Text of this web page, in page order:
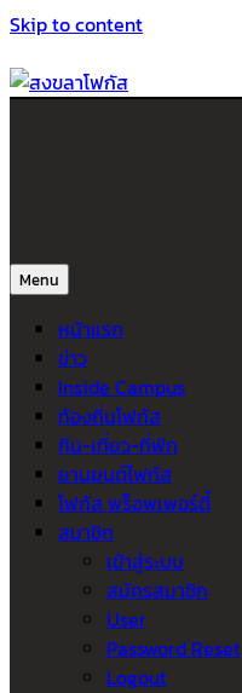
Skip to content
Menu
หน้าแรก
ข่าว
Inside Campus
ท้องถิ่นโฟกัส
กิน-เที่ยว-ที่พัก
ยานยนต์โฟกัส
โฟกัส พร็อพเพอร์ตี้
สมาชิก
เข้าสู่ระบบ
สมัครสมาชิก
User
Password Reset
Logout